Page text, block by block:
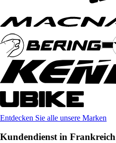
Entdecken Sie alle unsere Marken
Kundendienst in Frankreich